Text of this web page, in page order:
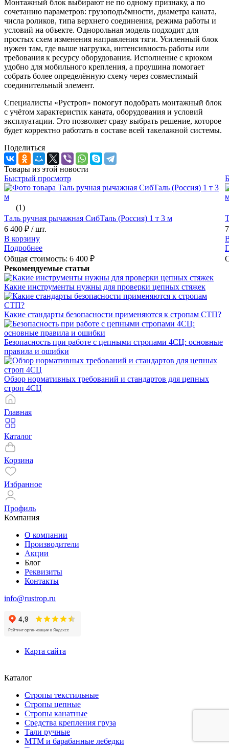
Монтажный блок выбирают не по одному признаку, а по
сочетанию параметров: грузоподъёмности, диаметра каната,
числа роликов, типа верхнего соединения, режима работы и
условий на объекте. Однорольная модель подходит для
простых схем изменения направления тяги. Усиленный блок
нужен там, где выше нагрузка, интенсивность работы или
требования к ресурсу оборудования. Исполнение с крюком
удобно для мобильного крепления, а проушина помогает
собрать более определённую схему через совместимый
соединительный элемент.
Специалисты «Рустроп» помогут подобрать монтажный блок
с учётом характеристик каната, оборудования и условий
эксплуатации. Это позволяет сразу выбрать решение, которое
будет корректно работать в составе всей такелажной системы.
Поделиться
Товары из этой новости
Быстрый просмотр
(1)
Таль ручная рычажная СибТаль (Россия) 1 т 3 м
6 400 ₽ / шт.
В корзину
Подробнее
Общая стоимость: 6 400 ₽
Рекомендуемые статьи
Какие инструменты нужны для проверки цепных стяжек
Какие стандарты безопасности применяются к стропам СТП?
Безопасность при работе с цепными стропами 4СЦ: основные
правила и ошибки
Обзор нормативных требований и стандартов для цепных
строп 4СЦ
Главная
Каталог
Корзина
Избранное
Профиль
Компания
О компании
Производители
Акции
Блог
Реквизиты
Контакты
info@rustrop.ru
Карта сайта
Каталог
Стропы текстильные
Стропы цепные
Стропы канатные
Средства крепления груза
Тали ручные
МТМ и барабанные лебедки